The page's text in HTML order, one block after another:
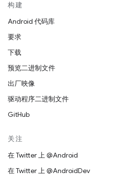
构建
Android 代码库
要求
下载
预览二进制文件
出厂映像
驱动程序二进制文件
GitHub
关注
在 Twitter 上 @Android
在 Twitter 上 @AndroidDev